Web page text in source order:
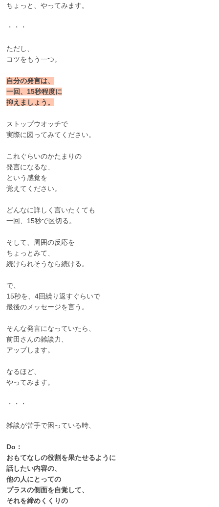
ちょっと、やってみます。
・・・
ただし、
コツをもう一つ。
自分の発言は、
一回、15秒程度に
抑えましょう。
ストップウオッチで
実際に図ってみてください。
これぐらいのかたまりの
発言になるな、
という感覚を
覚えてください。
どんなに詳しく言いたくても
一回、15秒で区切る。
そして、周囲の反応を
ちょっとみて、
続けられそうなら続ける。
で、
15秒を、4回繰り返すぐらいで
最後のメッセージを言う。
そんな発言になっていたら、
前田さんの雑談力、
アップします。
なるほど、
やってみます。
・・・
雑談が苦手で困っている時、
Do：
おもてなしの役割を果たせるように
話したい内容の、
他の人にとっての
プラスの側面を自覚して、
それを締めくくりの